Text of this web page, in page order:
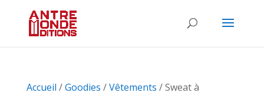
Accueil /Goodies /Vêtements / Sweat à